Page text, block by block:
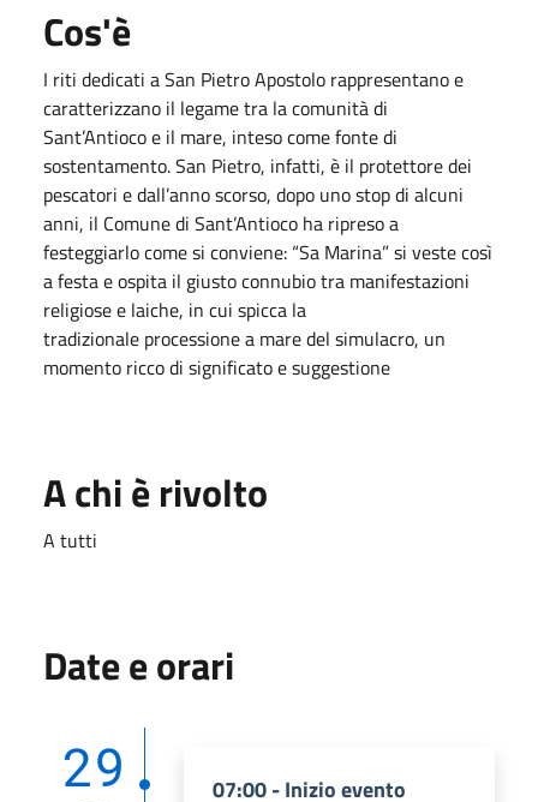
Cos'è
I riti dedicati a San Pietro Apostolo rappresentano e
caratterizzano il legame tra la comunità di
Sant’Antioco e il mare, inteso come fonte di
sostentamento. San Pietro, infatti, è il protettore dei
pescatori e dall’anno scorso, dopo uno stop di alcuni
anni, il Comune di Sant’Antioco ha ripreso a
festeggiarlo come si conviene: “Sa Marina” si veste così
a festa e ospita il giusto connubio tra manifestazioni
religiose e laiche, in cui spicca la
tradizionale processione a mare del simulacro, un
momento ricco di significato e suggestione
A chi è rivolto
A tutti
Date e orari
29 07:00 - Inizio evento